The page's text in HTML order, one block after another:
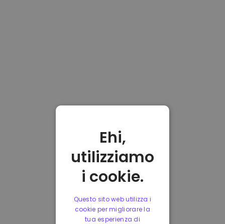
Ehi,
utilizziamo
i cookie.
Questo sito web utilizza i
cookie per migliorare la
tua esperienza di